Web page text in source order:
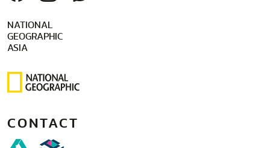
NATIONAL
GEOGRAPHIC
ASIA
CONTACT